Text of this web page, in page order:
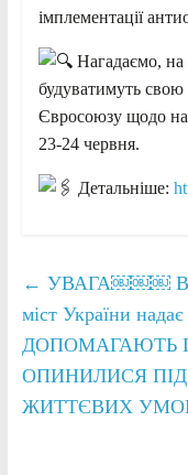
імплементації
Нагадаємо, на
будуватимуть
Євросоюзу щодо
23-24 червня.
Детальніше:
← УВАГА￼￼￼
міст України надає
ДОПОМАГАЮТЬ
ОПИНИЛИСЯ
ЖИТТЄВИХ